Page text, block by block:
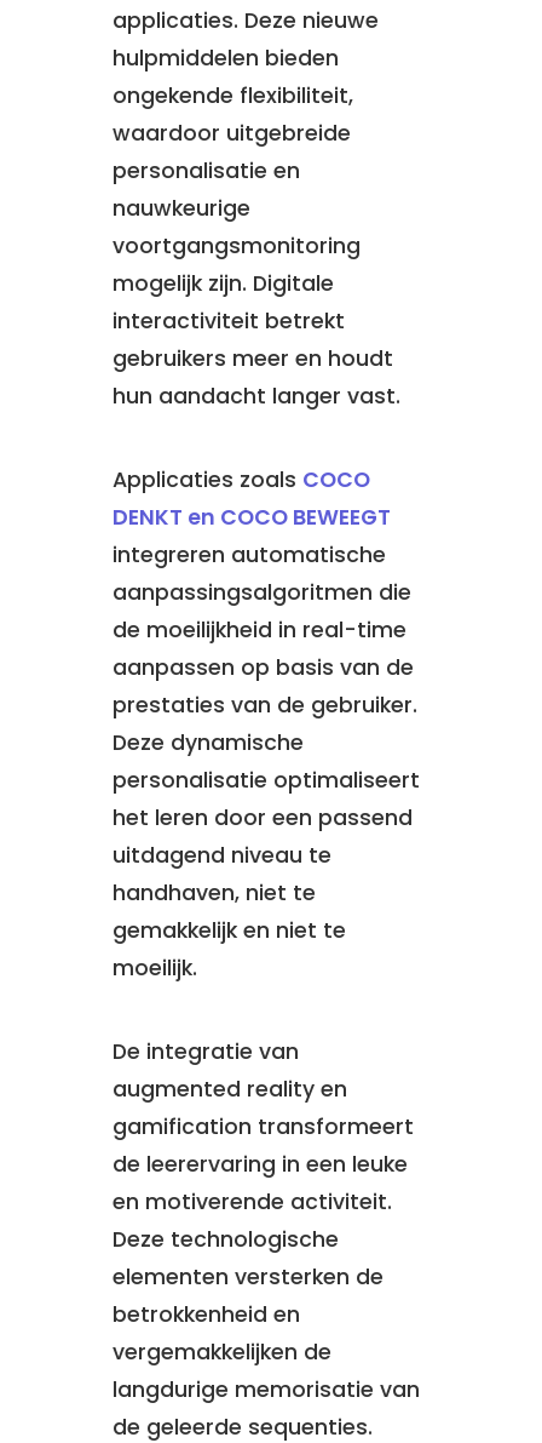
applicaties. Deze nieuwe
hulpmiddelen bieden
ongekende flexibiliteit,
waardoor uitgebreide
personalisatie en
nauwkeurige
voortgangsmonitoring
mogelijk zijn. Digitale
interactiviteit betrekt
gebruikers meer en houdt
hun aandacht langer vast.
Applicaties zoals COCO
DENKT en COCO BEWEEGT
integreren automatische
aanpassingsalgoritmen die
de moeilijkheid in real-time
aanpassen op basis van de
prestaties van de gebruiker.
Deze dynamische
personalisatie optimaliseert
het leren door een passend
uitdagend niveau te
handhaven, niet te
gemakkelijk en niet te
moeilijk.
De integratie van
augmented reality en
gamification transformeert
de leerervaring in een leuke
en motiverende activiteit.
Deze technologische
elementen versterken de
betrokkenheid en
vergemakkelijken de
langdurige memorisatie van
de geleerde sequenties.